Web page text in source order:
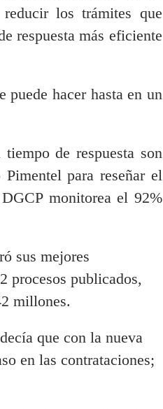
reducir los trámites que
respuesta más eficiente
puede hacer hasta en un
de respuesta son
para reseñar el
monitorea el 92%
sus mejores
procesos publicados,
millones.
que con la nueva
en las contrataciones;